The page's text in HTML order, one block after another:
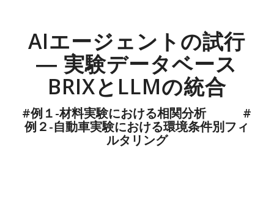
AIエージェントの試行
― 実験データベース
BRIXとLLMの統合
#例１-材料実験における相関分析 #
例２-自動車実験における環境条件別フィ
ルタリング